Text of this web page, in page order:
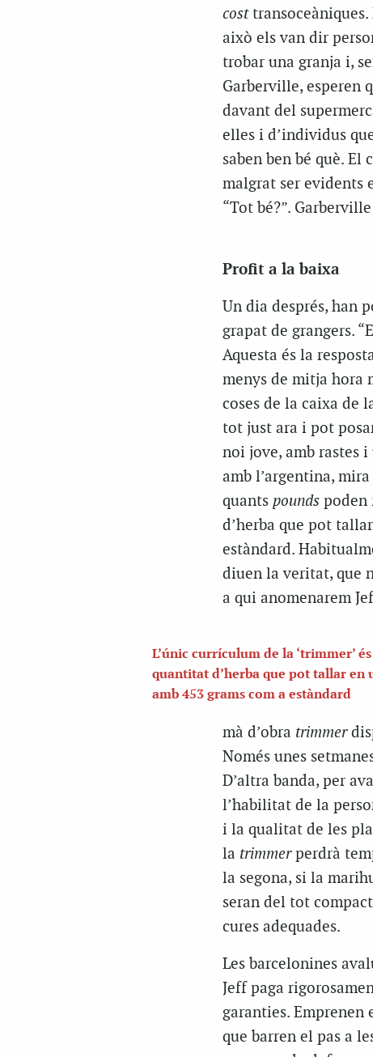
costtransoceàniques.
això els van dir
trobar una granja i,
Garberville, esperen
davant del
elles i d’individus
saben ben bé què.
malgrat ser evidents
“Tot bé?”.
Profit a la baixa
Un dia després, han
grapat de grangers.
Aquesta és la
menys de mitja hora
coses de la caixa de
tot just ara i pot
noi jove, amb rastes
amb l’argentina,
quants poundspoden
d’herba que pot
estàndard.
diuen la veritat, que
a qui anomenarem
L’únic currículum de la ‘trimmer’
quantitat d’herba que pot tallar en
amb 453 grams com a estàndard
mà d’obra trimmer
Només unes
D’altra banda, per
l’habilitat de la
i la qualitat de les
la trimmerperdrà
la segona, si la
seran del tot
cures adequades.
Les barcelonines
Jeff paga
garanties. Emprenen
que barren el pas a